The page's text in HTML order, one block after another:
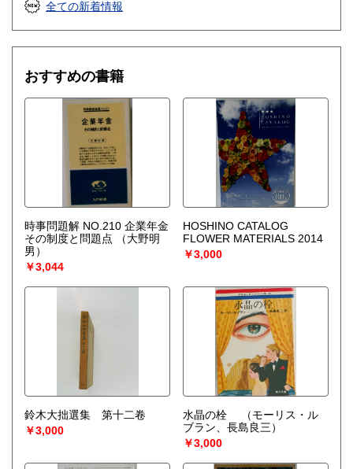
全ての新着情報
おすすめの書籍
時事問題解 NO.210 企業年金
その制度と問題点
（大野明
男）
￥3,044
HOSHINO CATALOG
FLOWER MATERIALS 2014
￥3,000
鈴木大拙選集 第十二卷
￥3,000
水晶の栓
（モーリス・ル
ブラン、長島良三）
￥3,000